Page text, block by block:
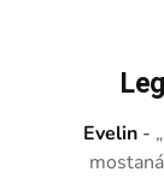
Evelin -